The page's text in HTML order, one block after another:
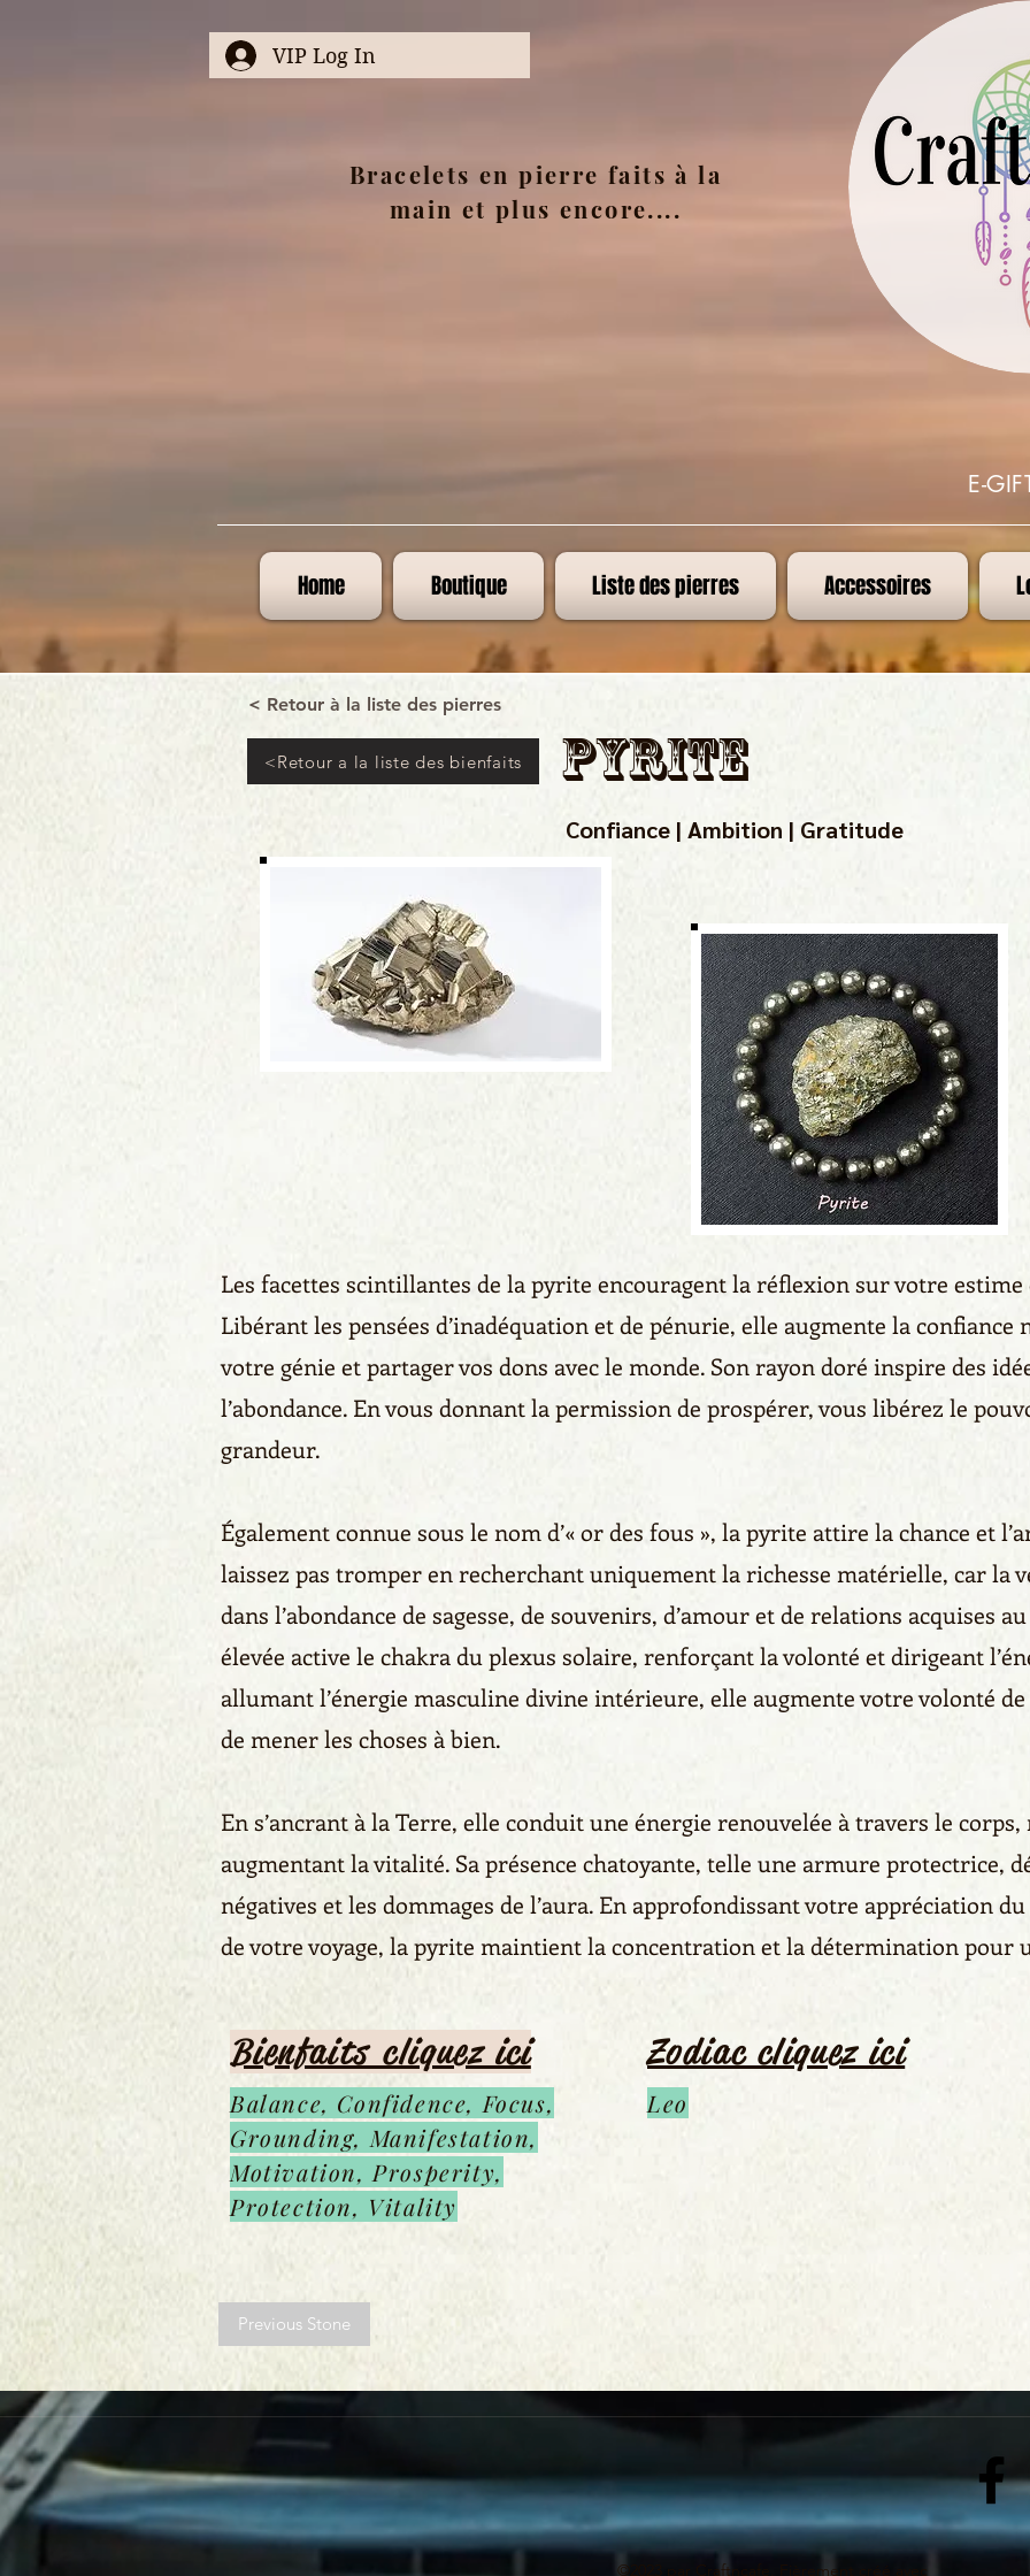
VIP Log In
Bracelets en pierre faits à la
main et plus encore....
E-
Home Boutique Liste des pierres Accessoires
< Retour à la liste des pierres
<Retour a la liste des bienfaits Pyrite
Confiance | Ambition | Gratitude
Les facettes scintillantes de la pyrite encouragent la réflexion sur votre
Libérant les pensées d’inadéquation et de pénurie, elle augmente la confiance
votre génie et partager vos dons avec le monde. Son rayon doré inspire des
l’abondance. En vous donnant la permission de prospérer, vous libérez le
grandeur.
Également connue sous le nom d’« or des fous », la pyrite attire la chance et
laissez pas tromper en recherchant uniquement la richesse matérielle, car la
dans l’abondance de sagesse, de souvenirs, d’amour et de relations acquises
élevée active le chakra du plexus solaire, renforçant la volonté et dirigeant
allumant l’énergie masculine divine intérieure, elle augmente votre volonté
de mener les choses à bien.
En s’ancrant à la Terre, elle conduit une énergie renouvelée à travers le
augmentant la vitalité. Sa présence chatoyante, telle une armure protectrice,
négatives et les dommages de l’aura. En approfondissant votre appréciation
de votre voyage, la pyrite maintient la concentration et la détermination pour
Bienfaits cliquez ici
Balance, Confidence, Focus,
Grounding, Manifestation,
Motivation, Prosperity,
Protection, Vitality
Zodiac cliquez ici
Leo
Previous Stone
©2023 par Craftncafe. Fièrement créé avec